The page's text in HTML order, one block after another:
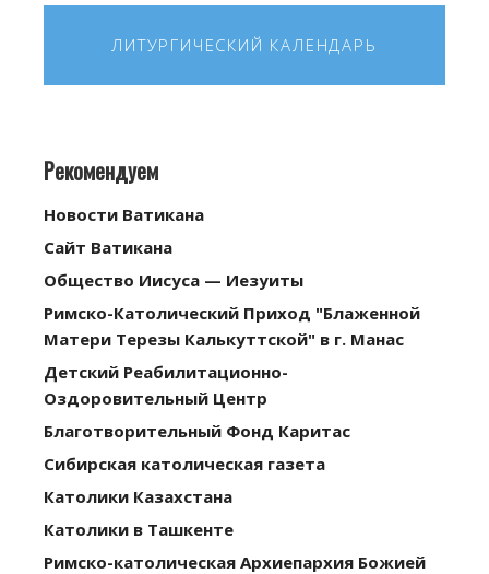
ЛИТУРГИЧЕСКИЙ КАЛЕНДАРЬ
Рекомендуем
Новости Ватикана
Сайт Ватикана
Общество Иисуса — Иезуиты
Римско-Католический Приход "Блаженной
Матери Терезы Калькуттской" в г. Манас
Детский Реабилитационно-
Оздоровительный Центр
Благотворительный Фонд Каритас
Сибирская католическая газета
Католики Казахстана
Католики в Ташкенте
Римско-католическая Архиепархия Божией